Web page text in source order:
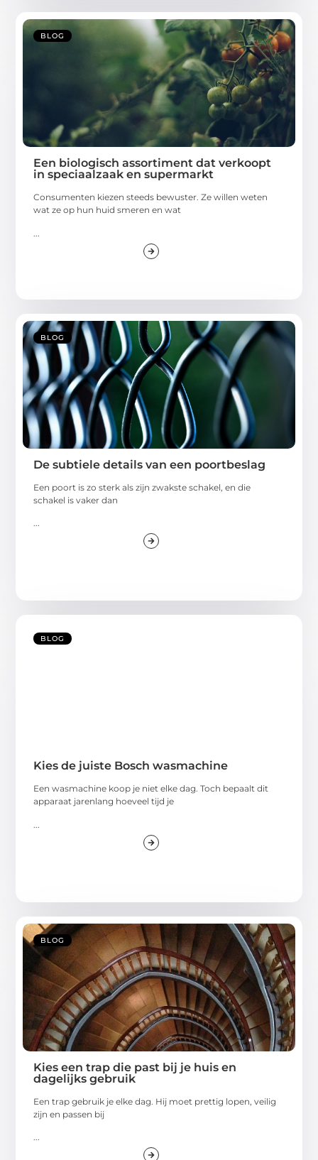
BLOG
Een biologisch assortiment dat verkoopt
in speciaalzaak en supermarkt
Consumenten kiezen steeds bewuster. Ze willen weten
wat ze op hun huid smeren en wat
BLOG
De subtiele details van een poortbeslag
Een poort is zo sterk als zijn zwakste schakel, en die
schakel is vaker dan
...
BLOG
Kies de juiste Bosch wasmachine
Een wasmachine koop je niet elke dag. Toch bepaalt dit
apparaat jarenlang hoeveel tijd je
BLOG
Kies een trap die past bij je huis en
dagelijks gebruik
Een trap gebruik je elke dag. Hij moet prettig lopen, veilig
zijn en passen bij